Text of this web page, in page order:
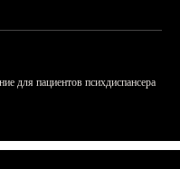
для пациентов психдиспансера